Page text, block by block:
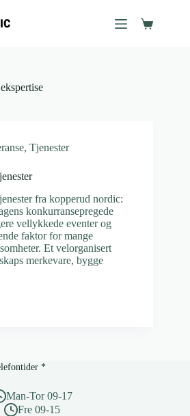
, Tjenester
fra kopperud nordic:
konkurransepregede
vellykkede eventer og
faktor for mange
Et velorganisert
merkevare, bygge
*
Man-Tor 09-17
Fre 09-15